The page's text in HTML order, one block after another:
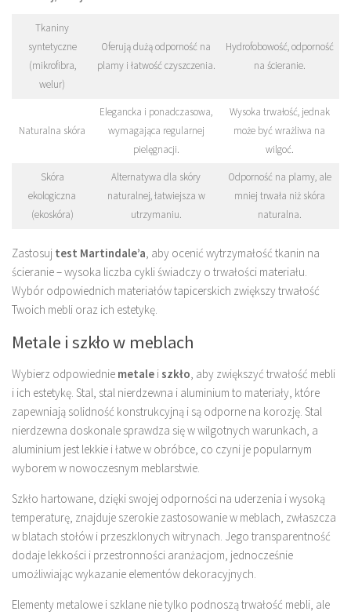
Tkaniny
syntetyczne
(mikrofibra,
welur)
Oferują dużą odporność na
plamy i łatwość czyszczenia.
Hydrofobowość, odporność
na ścieranie.
Naturalna skóra
Elegancka i ponadczasowa,
wymagająca regularnej
pielęgnacji.
Wysoka trwałość, jednak
może być wrażliwa na
wilgoć.
Skóra
ekologiczna
(ekoskóra)
Alternatywa dla skóry
naturalnej, łatwiejsza w
utrzymaniu.
Odporność na plamy, ale
mniej trwała niż skóra
naturalna.
Zastosuj test Martindale’a, aby ocenić wytrzymałość tkanin na
ścieranie – wysoka liczba cykli świadczy o trwałości materiału.
Wybór odpowiednich materiałów tapicerskich zwiększy trwałość
Twoich mebli oraz ich estetykę.
Metale i szkło w meblach
Wybierz odpowiednie metale iszkło, aby zwiększyć trwałość mebli
i ich estetykę. Stal, stal nierdzewna i aluminium to materiały, które
zapewniają solidność konstrukcyjną i są odporne na korozję. Stal
nierdzewna doskonale sprawdza się w wilgotnych warunkach, a
aluminium jest lekkie i łatwe w obróbce, co czyni je popularnym
wyborem w nowoczesnym meblarstwie.
Szkło hartowane, dzięki swojej odporności na uderzenia i wysoką
temperaturę, znajduje szerokie zastosowanie w meblach, zwłaszcza
w blatach stołów i przeszklonych witrynach. Jego transparentność
dodaje lekkości i przestronności aranżacjom, jednocześnie
umożliwiając wykazanie elementów dekoracyjnych.
Elementy metalowe i szklane nie tylko podnoszą trwałość mebli, ale